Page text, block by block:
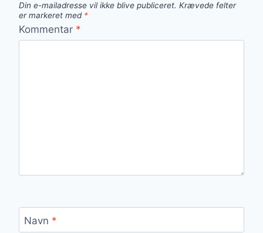
Din e-mailadresse vil ikke blive publiceret. Krævede felter
er markeret med *
Kommentar *
Navn *